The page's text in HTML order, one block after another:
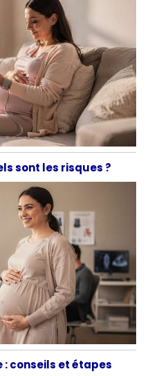
sont les risques ?
conseils et étapes